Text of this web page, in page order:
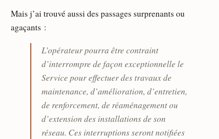
Mais j’ai trouvé aussi des passages surprenants ou
agaçants :
L’opérateur pourra être contraint
d’interrompre de façon exceptionnelle le
Service pour effectuer des travaux de
maintenance, d’amélioration, d’entretien,
de renforcement, de réaménagement ou
d’extension des installations de son
réseau. Ces interruptions seront notiﬁées